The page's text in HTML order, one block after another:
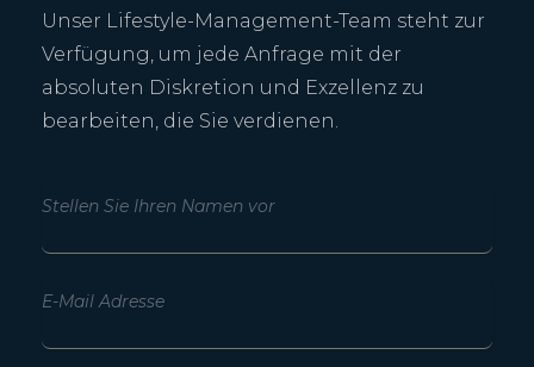
Unser Lifestyle-Management-Team steht zur
Verfügung, um jede Anfrage mit der
absoluten Diskretion und Exzellenz zu
bearbeiten, die Sie verdienen.